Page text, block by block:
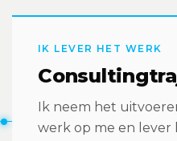
IK LEVER HET WERK
Ik neem het
werk op me en lever